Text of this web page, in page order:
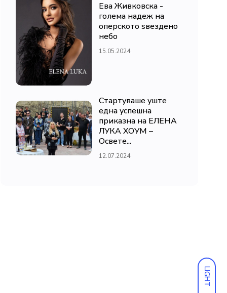
LIGHT
Ева Живковска -
голема надеж на
оперското ѕвездено
небо
15.05.2024
Стартуваше уште
една успешна
приказна на ЕЛЕНА
ЛУКА ХОУМ –
Освете...
12.07.2024